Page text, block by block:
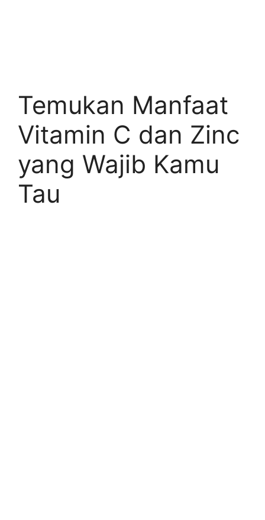
Temukan Manfaat
Vitamin C dan Zinc
yang Wajib Kamu
Tau